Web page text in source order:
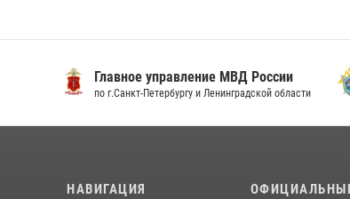
Главное управление МВД России
по г.Санкт-Петербургу и Ленинградской области
НАВИГАЦИЯ